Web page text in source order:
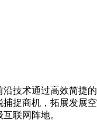
技术通过高效简捷
捉商机，拓展发展
联网阵地。